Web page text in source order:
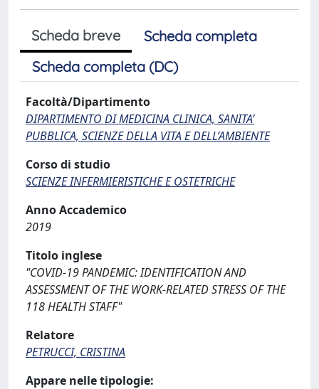
Scheda breve
Scheda completa
Scheda completa (DC)
Facoltà/Dipartimento
DIPARTIMENTO DI MEDICINA CLINICA, SANITA’
PUBBLICA, SCIENZE DELLA VITA E DELL’AMBIENTE
Corso di studio
SCIENZE INFERMIERISTICHE E OSTETRICHE
Anno Accademico
2019
Titolo inglese
"COVID-19 PANDEMIC: IDENTIFICATION AND
ASSESSMENT OF THE WORK-RELATED STRESS OF THE
118 HEALTH STAFF"
Relatore
PETRUCCI, CRISTINA
Appare nelle tipologie: